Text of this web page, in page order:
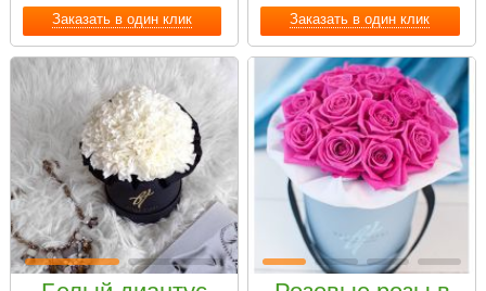
Заказать в один клик Заказать в один клик